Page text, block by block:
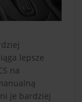
lepsze
na
je bardziej